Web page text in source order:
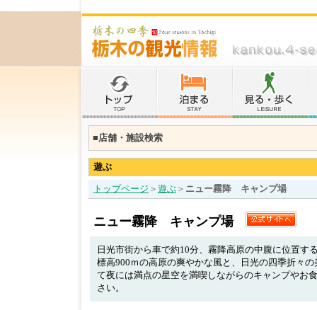
■店舗・施設検索
遊ぶ
トップページ ＞ 遊ぶ ＞ ニュー霧降 キャンプ場
ニュー霧降 キャンプ場
日光市街から車で約10分、霧降高原の中腹に位置す
標高900ｍの高原の爽やかな風と、日光の四季折々
て夜には満点の星空を満喫しながらのキャンプやお
さい。